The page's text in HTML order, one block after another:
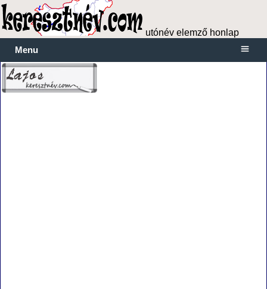
utónév elemző honlap
Menu